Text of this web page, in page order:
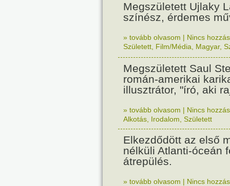
Megszületett Ujlaky
színész, érdemes
» tovább olvasom | Nincs
Született Film/Média Magyar,
Megszületett Saul
román-amerikai
illusztrátor, "író, aki
» tovább olvasom | Nincs
Alkotás Irodalom Született
Elkezdődött az első
nélküli Atlanti-óceán
átrepülés.
» tovább olvasom | Nincs